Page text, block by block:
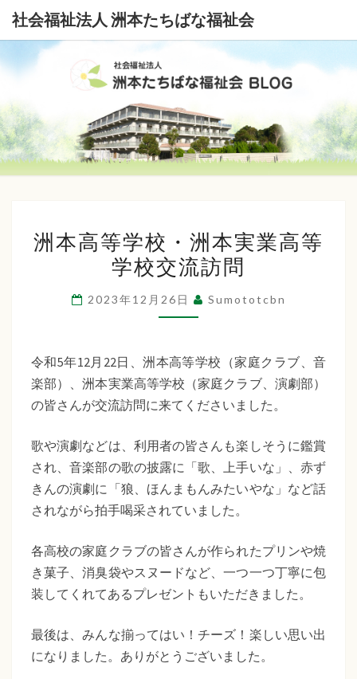
社会福祉法人 洲本たちばな福祉会
社
会
福
法
人
洲
た
ち
な
福
祉
会
本
高
学
洲
本
業
高
等
学
校
流
訪
問
洲本高等学校・洲本実業高等
学校交流訪問
2023年12月26日 Sumototcbn
令和5年12月22日、洲本高等学校（家庭クラブ、音
楽部）、洲本実業高等学校（家庭クラブ、演劇部）
の皆さんが交流訪問に来てくださいました。
歌や演劇などは、利用者の皆さんも楽しそうに鑑賞
され、音楽部の歌の披露に「歌、上手いな」、赤ず
きんの演劇に「狼、ほんまもんみたいやな」など話
されながら拍手喝采されていました。
各高校の家庭クラブの皆さんが作られたプリンや焼
き菓子、消臭袋やスヌードなど、一つ一つ丁寧に包
装してくれてあるプレゼントもいただきました。
最後は、みんな揃ってはい！チーズ！楽しい思い出
になりました。ありがとうございました。